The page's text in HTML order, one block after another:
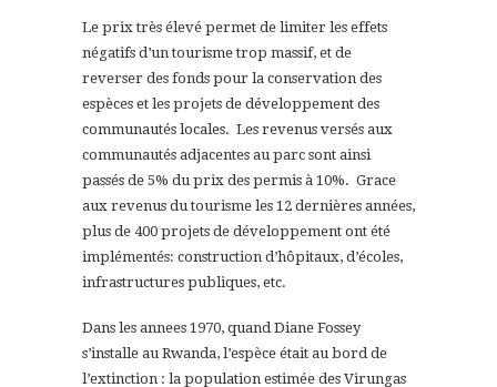
Le prix très élevé permet de limiter les effets
négatifs d’un tourisme trop massif, et de
reverser des fonds pour la conservation des
espèces et les projets de développement des
communautés locales. Les revenus versés aux
communautés adjacentes au parc sont ainsi
passés de 5% du prix des permis à 10%. Grace
aux revenus du tourisme les 12 dernières années,
plus de 400 projets de développement ont été
implémentés: construction d’hôpitaux, d’écoles,
infrastructures publiques, etc.
Dans les annees 1970, quand Diane Fossey
s’installe au Rwanda, l’espèce était au bord de
l’extinction : la population estimée des Virungas